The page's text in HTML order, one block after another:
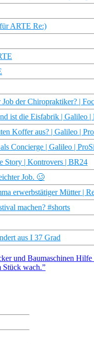
ARTE Re:)
der Chiropraktiker? |
ist die Eisfabrik | Galileo |
Koffer aus? | Galileo |
Concierge | Galileo |
Story | Kontrovers | BR24
Job. 🥴
erwerbstätiger Mütter |
machen? #shorts
aus I 37 Grad
und Baumaschinen
Stück wach.”